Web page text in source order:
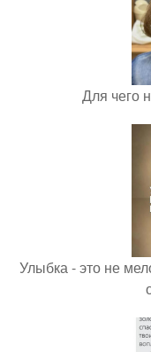
Для чего
Улыбка - это не